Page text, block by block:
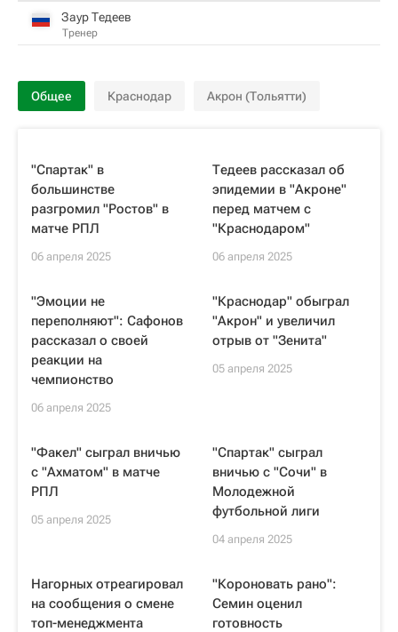
Заур Тедеев
Тренер
Общее Краснодар Акрон (Тольятти)
"Спартак" в
большинстве
разгромил "Ростов" в
матче РПЛ
06 апреля 2025
Тедеев рассказал об
эпидемии в "Акроне"
перед матчем с
"Краснодаром"
06 апреля 2025
"Эмоции не
переполняют": Сафонов
рассказал о своей
реакции на
чемпионство
06 апреля 2025
"Краснодар" обыграл
"Акрон" и увеличил
отрыв от "Зенита"
05 апреля 2025
"Факел" сыграл вничью
с "Ахматом" в матче
РПЛ
05 апреля 2025
"Спартак" сыграл
вничью с "Сочи" в
Молодежной
футбольной лиги
04 апреля 2025
Нагорных отреагировал
на сообщения о смене
топ-менеджмента
"Короновать рано":
Семин оценил
готовность